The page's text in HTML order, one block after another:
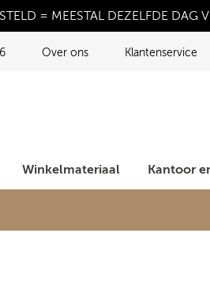
= MEESTAL DEZELFDE DAG
Over ons Klantenservice
Winkelmateriaal Kantoor